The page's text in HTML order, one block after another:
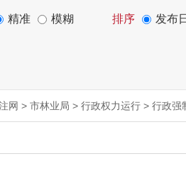
精准 模糊 排序 发布
网 > 市林业局 > 行政权力运行 > 行政强